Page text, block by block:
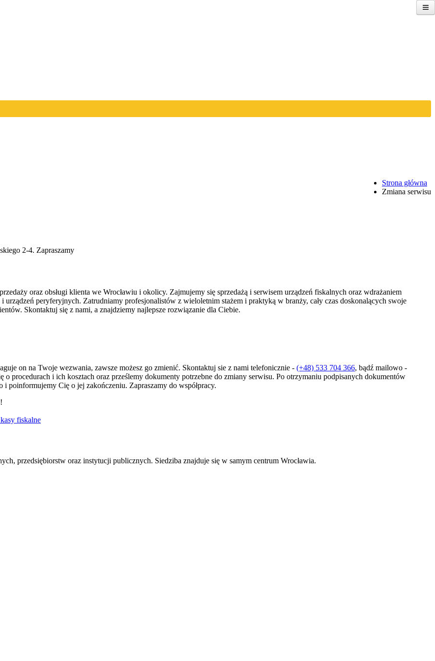
Strona główna
Zmiana serwisu
oraz obsługi klienta we Wrocławiu i okolicy. Zajmujemy się sprzedażą i serwisem urządzeń fiskalnych oraz wdrażaniem
peryferyjnych. Zatrudniamy profesjonalistów z wieloletnim stażem i praktyką w branży, cały czas doskonalących swoje
Skontaktuj się z nami, a znajdziemy najlepsze rozwiązanie dla Ciebie.
on na Twoje wezwania, zawsze możesz go zmienić. Skontaktuj sie z nami telefonicznie - (+48) 533 704 366, bądź mailowo -
o procedurach i ich kosztach oraz prześlemy dokumenty potrzebne do zmiany serwisu. Po otrzymaniu podpisanych dokumentów
i poinformujemy Cię o jej zakończeniu. Zapraszamy do współpracy.
fiskalne
przedsiębiorstw oraz instytucji publicznych. Siedziba znajduje się w samym centrum Wrocławia.